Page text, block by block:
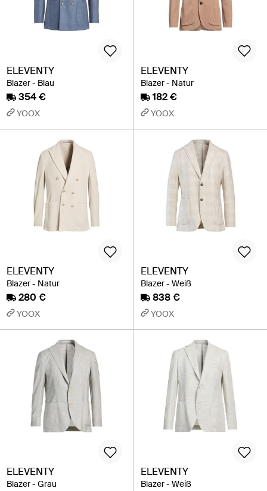
ELEVENTY
Blazer - Blau
354 €
YOOX
ELEVENTY
Blazer - Natur
182 €
YOOX
ELEVENTY
Blazer - Natur
280 €
YOOX
ELEVENTY
Blazer - Weiß
838 €
YOOX
ELEVENTY
Blazer - Grau
ELEVENTY
Blazer - Weiß